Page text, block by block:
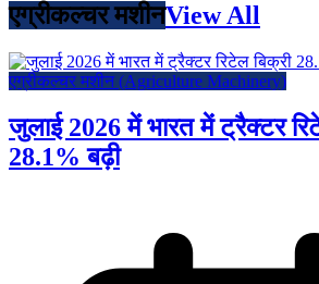
एग्रीकल्चर मशीनView All
एग्रीकल्चर मशीन (Agriculture Machinery)
जुलाई 2026 में भारत में ट्रैक्टर
28.1% बढ़ी